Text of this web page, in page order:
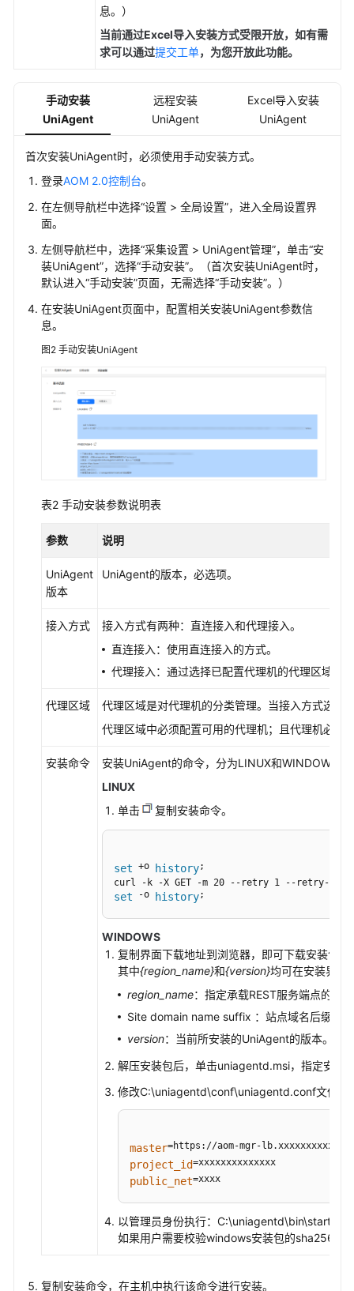
底
座
UniAgent
UniAgent
安
装
UniAgent（新
理
主
的
管
理
机
ICAgent
件
理
的
插
看
息。）
当前通过Excel导入安装方式受限开放，如有需
求可以通过提交工单，为您开放此功能。
手动安装
UniAgent
远程安装
UniAgent
Excel导入安装
UniAgent
首次安装UniAgent时，必须使用手动安装方式。
登录AOM 2.0控制台。
在左侧导航栏中选择“设置 > 全局设置”，进入全局设置界
面。
左侧导航栏中，选择“采集设置 > UniAgent管理”，单击“安
装UniAgent”，选择“手动安装”。（首次安装UniAgent时，
默认进入“手动安装”页面，无需选择“手动安装”。）
在安装UniAgent页面中，配置相关安装UniAgent参数信
息。
图2 手动安装UniAgent
表2 手动安装参数说明表
参数 说明
UniAgent
版本
UniAgent的版本，必选项。
接入方式
接入方式有两种：直连接入和代理接入。
直连接入：使用直连接入的方式。
代理接入：通过选择已配置代理机的代理区域，
代理区域
代理区域是对代理机的分类管理。当接入方式选择
代理区域中必须配置可用的代理机；且代理机必须
安装命令
安装UniAgent的命令，分为LINUX和WINDOWS。
LINUX
单击
复制安装命令。
set +o history;
set -o history
WINDOWS
复制界面下载地址到浏览器，即可下载安装包
其中{region_name}和{version}均可在安装界面
region_name：指定承载REST服务端点的服
Site domain name suffix ：站点域名后缀，
version：当前所安装的UniAgent的版本。
解压安装包后，单击uniagentd.msi，指定安装
修改C:\uniagentd\conf\uniagentd.conf文件，
master
project_id
public_net=xxxx
以管理员身份执行：C:\uniagentd\bin\start.bat
如果用户需要校验windows安装包的sha256
复制安装命令，在主机中执行该命令进行安装。